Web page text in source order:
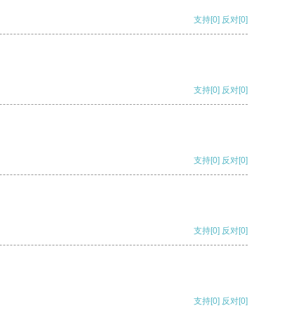
支持[0] 反对[0]
支持[0] 反对[0]
支持[0] 反对[0]
支持[0] 反对[0]
支持[0] 反对[0]